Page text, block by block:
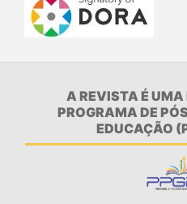
A REVISTA É
PROGRAMA DE
EDUCAÇÃO